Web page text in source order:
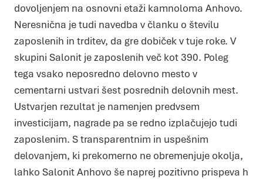
dovoljenjem na osnovni etaži kamnoloma Anhovo.
Neresnična je tudi navedba v članku o številu
zaposlenih in trditev, da gre dobiček v tuje roke. V
skupini Salonit je zaposlenih več kot 390. Poleg
tega vsako neposredno delovno mesto v
cementarni ustvari šest posrednih delovnih mest.
Ustvarjen rezultat je namenjen predvsem
investicijam, nagrade pa se redno izplačujejo tudi
zaposlenim. S transparentnim in uspešnim
delovanjem, ki prekomerno ne obremenjuje okolja,
lahko Salonit Anhovo še naprej pozitivno prispeva h